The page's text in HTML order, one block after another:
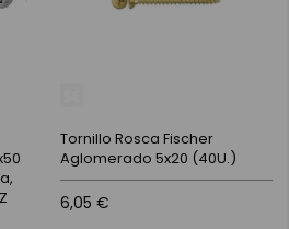
Tornillo Rosca Fischer
Aglomerado 5x20 (40U.)
6,05 €